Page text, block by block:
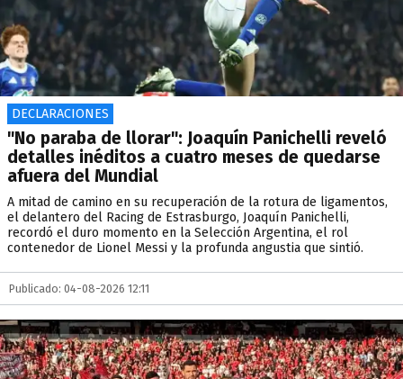
DECLARACIONES
"No paraba de llorar": Joaquín Panichelli reveló
detalles inéditos a cuatro meses de quedarse
afuera del Mundial
A mitad de camino en su recuperación de la rotura de ligamentos,
el delantero del Racing de Estrasburgo, Joaquín Panichelli,
recordó el duro momento en la Selección Argentina, el rol
contenedor de Lionel Messi y la profunda angustia que sintió.
Publicado: 04-08-2026 12:11